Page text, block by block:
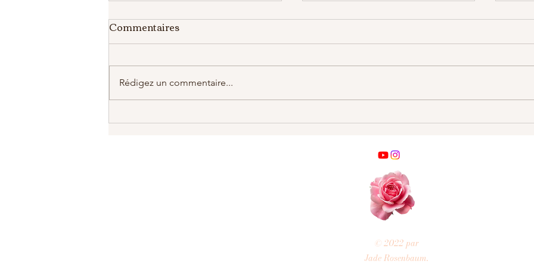
Le France, le monde en Feu
Transition climatique et
Le
Commentaires
Rédigez un commentaire...
© 2022 par
Jade Rosenbaum.